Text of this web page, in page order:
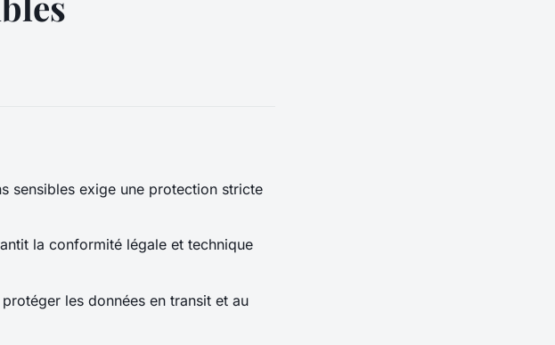
sensibles exige une protection stricte
la conformité légale et technique
les données en transit et au